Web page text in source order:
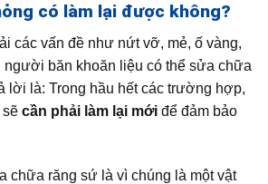
có làm lại được không?
các vấn đề như nứt vỡ, mẻ, ố vàng,
băn khoăn liệu có thể sửa chữa
lời là: Trong hầu hết các trường hợp,
sẽ cần phải làm lại mới để đảm bảo
chữa răng sứ là vì chúng là một vật